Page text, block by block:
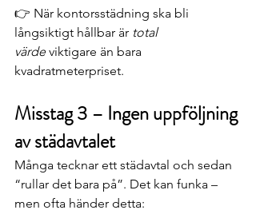
👉 När kontorsstädning ska bli
långsiktigt hållbar är total
värde viktigare än bara
kvadratmeterpriset.
Misstag 3 – Ingen uppföljning
av städavtalet
Många tecknar ett städavtal och sedan
“rullar det bara på”. Det kan funka –
men ofta händer detta: